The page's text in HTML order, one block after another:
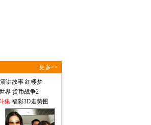
更多>>
讲故事 红楼梦
界 货币战争2
集 福彩3D走势图